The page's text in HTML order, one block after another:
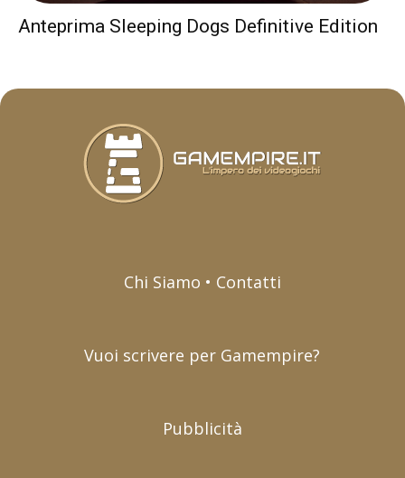
Anteprima Sleeping Dogs Definitive Edition
Chi Siamo • Contatti
Vuoi scrivere per Gamempire?
Pubblicità